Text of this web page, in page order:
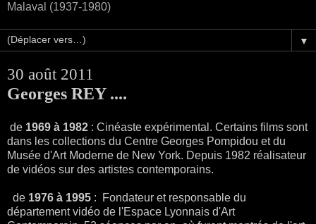
Malaval (1937-1980)
▼
30 août 2011
Georges REY ....
de 1969 à 1982 : Cinéaste expérimental. Certains films sont
dans les collections du Centre Georges Pompidou et du
Musée d'Art Moderne de New York. Depuis 1982 réalisateur
de vidéos sur des artistes contemporains.
de 1976 à 1995 : Fondateur et responsable du
département vidéo de l'Espace Lyonnais d'Art